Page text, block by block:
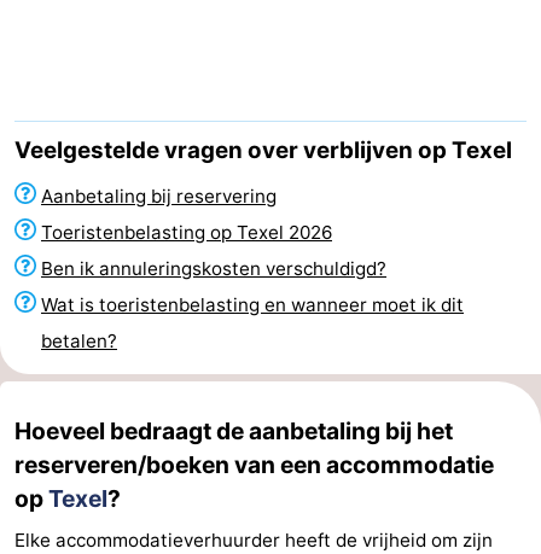
Waal
Oosterend
Natuur
Mooiste
uitkijkpunten
Overnachten
Appartementen
en
Zee
De
Vlijt
-
Hoeve
Veelgestelde vragen over verblijven op Texel
Aanbetaling bij reservering
Toeristenbelasting op Texel 2026
Ben ik annuleringskosten verschuldigd?
Wat is toeristenbelasting en wanneer moet ik dit
betalen?
Hoeveel bedraagt de aanbetaling bij het
reserveren/boeken van een accommodatie
opTexel?
Elke accommodatieverhuurder heeft de vrijheid om zijn